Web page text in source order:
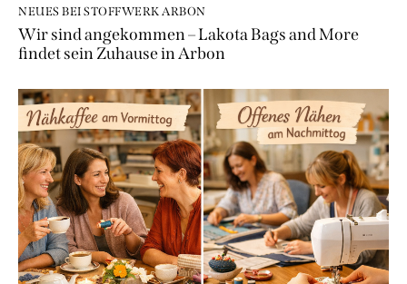
NEUES BEI STOFFWERK ARBON
Wir sind angekommen – Lakota Bags and More
findet sein Zuhause in Arbon